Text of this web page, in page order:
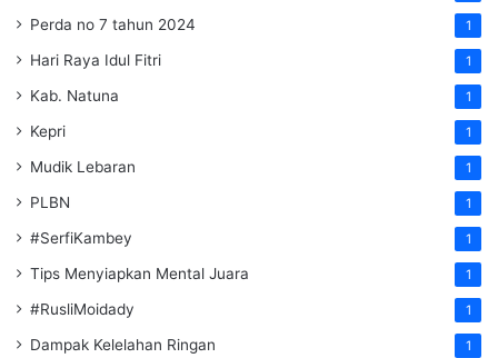
Perda no 7 tahun 2024 1
Hari Raya Idul Fitri 1
Kab. Natuna 1
Kepri 1
Mudik Lebaran 1
PLBN 1
#SerfiKambey 1
Tips Menyiapkan Mental Juara 1
#RusliMoidady 1
Dampak Kelelahan Ringan 1